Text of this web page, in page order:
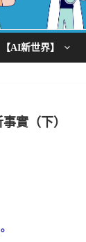
【AI新世界】
實（下）